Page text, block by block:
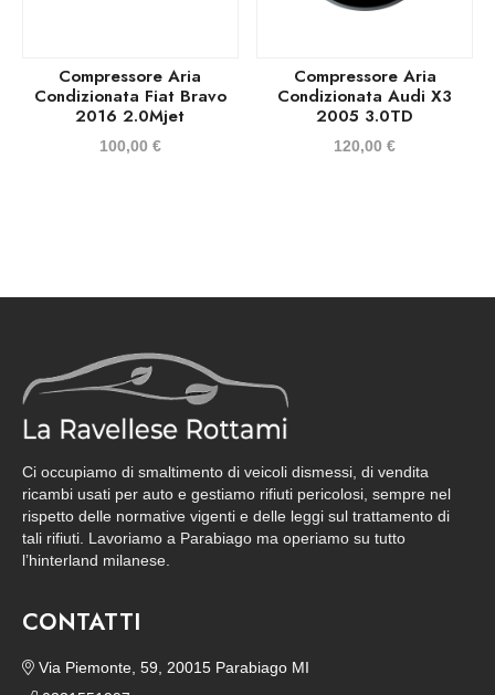
Compressore Aria
Condizionata Fiat Bravo
2016 2.0Mjet
100,00 €
Compressore Aria
Condizionata Audi X3
2005 3.0TD
120,00€
Ci occupiamo di smaltimento di veicoli dismessi, di vendita
ricambi usati per auto e gestiamo rifiuti pericolosi, sempre nel
rispetto delle normative vigenti e delle leggi sul trattamento di
tali rifiuti. Lavoriamo a Parabiago ma operiamo su tutto
l’hinterland milanese.
CONTATTI
Via Piemonte, 59, 20015 Parabiago MI